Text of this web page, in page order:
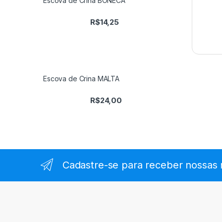
R$14,25
Escova de Crina MALTA
R$24,00
Cadastre-se para receber nossas